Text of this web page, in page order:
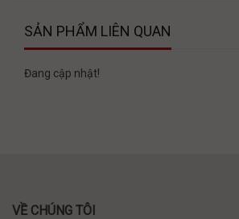
SẢN PHẨM LIÊN QUAN
Đang cập nhật!
VỀ CHÚNG TÔI